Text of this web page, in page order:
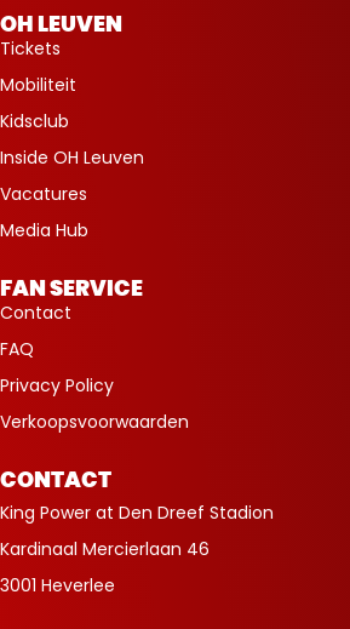
OH LEUVEN
Tickets
Mobiliteit
Kidsclub
Inside OH Leuven
Vacatures
Media Hub
FAN SERVICE
Contact
FAQ
Privacy Policy
Verkoopsvoorwaarden
CONTACT
King Power at Den Dreef Stadion
Kardinaal Mercierlaan 46
3001 Heverlee